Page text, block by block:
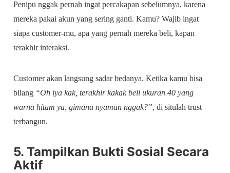
Penipu nggak pernah ingat percakapan sebelumnya, karena
mereka pakai akun yang sering ganti. Kamu? Wajib ingat
siapa customer-mu, apa yang pernah mereka beli, kapan
terakhir interaksi.
Customer akan langsung sadar bedanya. Ketika kamu bisa
bilang “Oh iya kak, terakhir kakak beli ukuran 40 yang
warna hitam ya, gimana nyaman nggak?”, di situlah trust
terbangun.
5. Tampilkan Bukti Sosial Secara
Aktif